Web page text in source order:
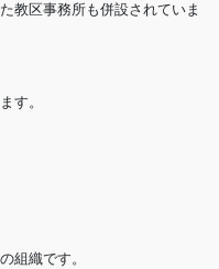
教区事務所も併設されていま
す。
組織です。